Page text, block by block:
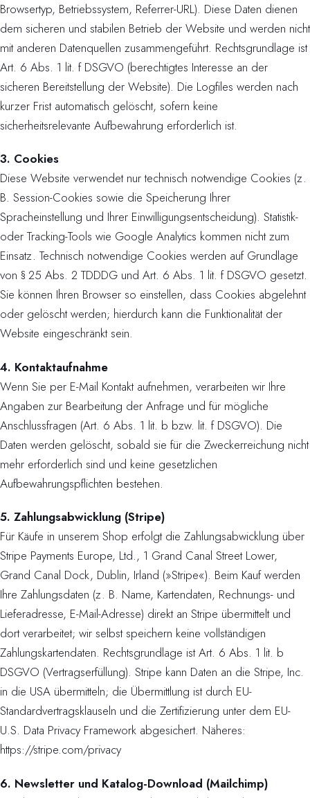
Browsertyp, Betriebssystem, Referrer-URL). Diese Daten dienen
dem sicheren und stabilen Betrieb der Website und werden nicht
mit anderen Datenquellen zusammengeführt. Rechtsgrundlage ist
Art. 6 Abs. 1 lit. f DSGVO (berechtigtes Interesse an der
sicheren Bereitstellung der Website). Die Logfiles werden nach
kurzer Frist automatisch gelöscht, sofern keine
sicherheitsrelevante Aufbewahrung erforderlich ist.
3. Cookies
Diese Website verwendet nur technisch notwendige Cookies (z.
B. Session-Cookies sowie die Speicherung Ihrer
Spracheinstellung und Ihrer Einwilligungsentscheidung). Statistik-
oder Tracking-Tools wie Google Analytics kommen nicht zum
Einsatz. Technisch notwendige Cookies werden auf Grundlage
von § 25 Abs. 2 TDDDG und Art. 6 Abs. 1 lit. f DSGVO gesetzt.
Sie können Ihren Browser so einstellen, dass Cookies abgelehnt
oder gelöscht werden; hierdurch kann die Funktionalität der
Website eingeschränkt sein.
4. Kontaktaufnahme
Wenn Sie per E-Mail Kontakt aufnehmen, verarbeiten wir Ihre
Angaben zur Bearbeitung der Anfrage und für mögliche
Anschlussfragen (Art. 6 Abs. 1 lit. b bzw. lit. f DSGVO). Die
Daten werden gelöscht, sobald sie für die Zweckerreichung nicht
mehr erforderlich sind und keine gesetzlichen
Aufbewahrungspflichten bestehen.
5. Zahlungsabwicklung (Stripe)
Für Käufe in unserem Shop erfolgt die Zahlungsabwicklung über
Stripe Payments Europe, Ltd., 1 Grand Canal Street Lower,
Grand Canal Dock, Dublin, Irland (»Stripe«). Beim Kauf werden
Ihre Zahlungsdaten (z. B. Name, Kartendaten, Rechnungs- und
Lieferadresse, E-Mail-Adresse) direkt an Stripe übermittelt und
dort verarbeitet; wir selbst speichern keine vollständigen
Zahlungskartendaten. Rechtsgrundlage ist Art. 6 Abs. 1 lit. b
DSGVO (Vertragserfüllung). Stripe kann Daten an die Stripe, Inc.
in die USA übermitteln; die Übermittlung ist durch EU-
Standardvertragsklauseln und die Zertifizierung unter dem EU-
U.S. Data Privacy Framework abgesichert. Näheres:
https://stripe.com/privacy
6. Newsletter und Katalog-Download (Mailchimp)